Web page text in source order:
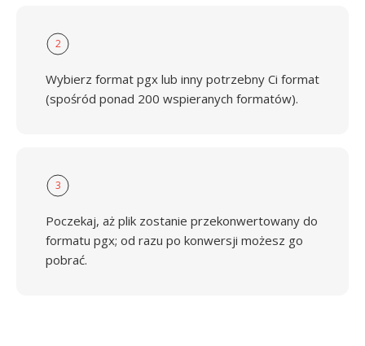
2
Wybierz format pgx lub inny potrzebny Ci format
(spośród ponad 200 wspieranych formatów).
3
Poczekaj, aż plik zostanie przekonwertowany do
formatu pgx; od razu po konwersji możesz go
pobrać.